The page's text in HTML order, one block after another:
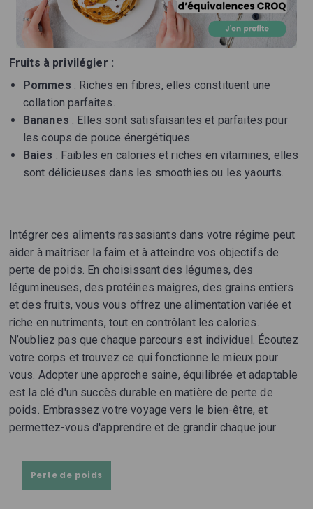
Fruits à privilégier :
Pommes : Riches en fibres, elles constituent une
collation parfaites.
Bananes : Elles sont satisfaisantes et parfaites pour
les coups de pouce énergétiques.
Baies : Faibles en calories et riches en vitamines, elles
sont délicieuses dans les smoothies ou les yaourts.
Intégrer ces aliments rassasiants dans votre régime peut
aider à maîtriser la faim et à atteindre vos objectifs de
perte de poids. En choisissant des légumes, des
légumineuses, des protéines maigres, des grains entiers
et des fruits, vous vous offrez une alimentation variée et
riche en nutriments, tout en contrôlant les calories.
N’oubliez pas que chaque parcours est individuel. Écoutez
votre corps et trouvez ce qui fonctionne le mieux pour
vous. Adopter une approche saine, équilibrée et adaptable
est la clé d'un succès durable en matière de perte de
poids. Embrassez votre voyage vers le bien-être, et
permettez-vous d'apprendre et de grandir chaque jour.
Perte de poids